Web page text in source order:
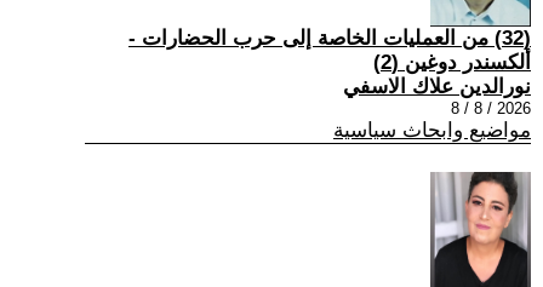
(32) من العمليات الخاصة إلى حرب الحضارات -
ألكسندر دوغين (2)
نورالدين علاك الاسفي
2026 / 8 / 8
مواضيع وابحاث سياسية